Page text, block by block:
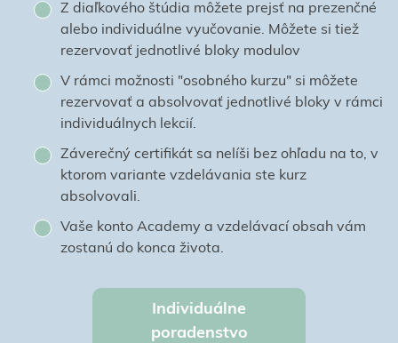
Z diaľkového štúdia môžete prejsť na prezenčné
alebo individuálne vyučovanie. Môžete si tiež
rezervovať jednotlivé bloky modulov
V rámci možnosti "osobného kurzu" si môžete
rezervovať a absolvovať jednotlivé bloky v rámci
individuálnych lekcií.
Záverečný certifikát sa nelíši bez ohľadu na to, v
ktorom variante vzdelávania ste kurz
absolvovali.
Vaše konto Academy a vzdelávací obsah vám
zostanú do konca života.
Individuálne
poradenstvo